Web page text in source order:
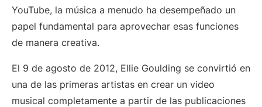
YouTube, la música a menudo ha desempeñado un
papel fundamental para aprovechar esas funciones
de manera creativa.
El 9 de agosto de 2012, Ellie Goulding se convirtió en
una de las primeras artistas en crear un video
musical completamente a partir de las publicaciones